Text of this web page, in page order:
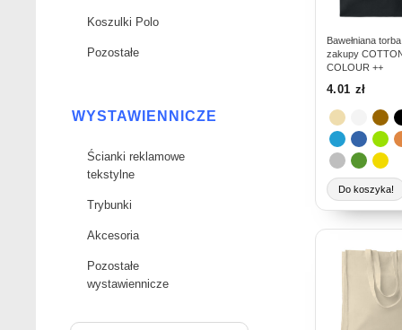
Koszulki Polo
Pozostałe
WYSTAWIENNICZE
Ścianki reklamowe
tekstylne
Trybunki
Akcesoria
Pozostałe
wystawiennicze
Bawełniana
zakupy
COLOUR ++
4.01 zł
Do koszyka!
Opcje
można
wybrać
na
produktu
produkt
wariantów.